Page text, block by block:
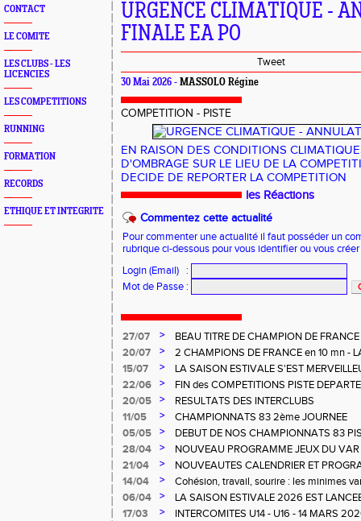
CONTACT
LE COMITE
LES CLUBS - LES
LICENCIES
LES COMPETITIONS
RUNNING
FORMATION
RECORDS
ETHIQUE ET INTEGRITE
URGENCE CLIMATIQUE -
FINALE EA PO
Tweet
30 Mai 2026 - MASSOLO Régine
COMPETITION - PISTE
EN RAISON DES CONDITIONS
D'OMBRAGE SUR LE LIEU DE LA
DECIDE DE REPORTER LA COMPETITION
les Réactions
Commentez cette actualité
Pour commenter une actualité il faut posséder un
rubrique ci-dessous pour vous identifier ou vous
Login (Email)
:
Mot de Passe :
27/07 >
BEAU TITRE DE CHAMPION DE
CHARNOIS aux ELITES à ALBI
20/07 >
2 CHAMPIONS DE FRANCE en 10 mn -
MERVEILLEUSEMENT BIEN
15/07 >
LA SAISON ESTIVALE S'EST
POUR NOS U14 - U16
22/06 >
FIN des COMPETITIONS PISTE
REGIONALES
20/05 >
RESULTATS DES INTERCLUBS
11/05
>
CHAMPIONNATS 83 2ème JOURNEE
05/05
>
DEBUT DE NOS CHAMPIONNATS 83
28/04
>
NOUVEAU PROGRAMME JEUX DU VAR
21/04
>
NOUVEAUTES CALENDRIER ET
14/04
>
Cohésion, travail, sourire : les minimes
06/04
>
LA SAISON ESTIVALE 2026 EST
LA.
17/03 >
INTERCOMITES U14 - U16 - 14 MARS